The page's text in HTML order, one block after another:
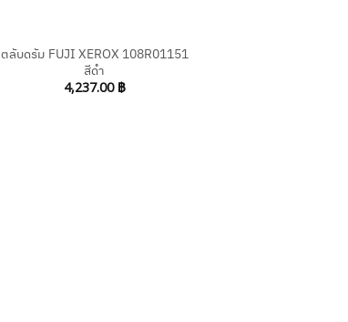
ตลับดรัม FUJI XEROX 108R01151
สีดำ
4,237.00 ฿